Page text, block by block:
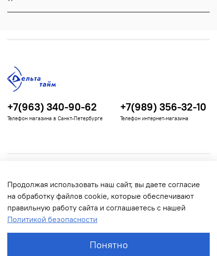
Информация для покупателей
+7(963) 340-90-62
Телефон магазина в Санкт-Петербурге
+7(989) 356-32-10
Телефон интернет-магазина
Продолжая использовать наш сайт, вы даете согласие
на обработку файлов cookie, которые обеспечивают
правильную работу сайта и соглашаетесь с нашей
Политикой безопасности
Понятно